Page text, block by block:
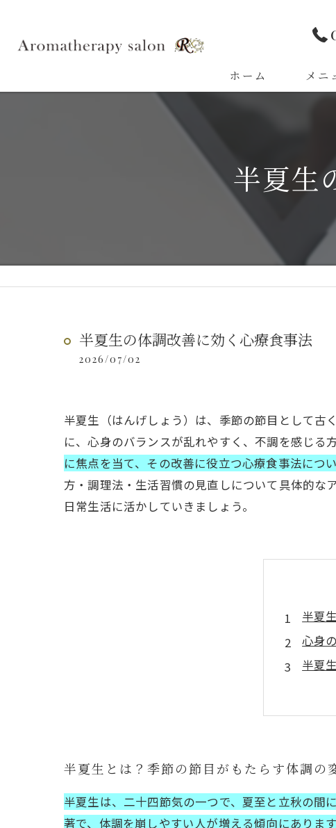
ホーム メニ
半夏生
半夏生の体調改善に効く心療食事法
2026/07/02
半夏生（はんげしょう）は、季節の節目として古
に、心身のバランスが乱れやすく、不調を感じる
に焦点を当て、その改善に役立つ心療食事法につ
方・調理法・生活習慣の見直しについて具体的な
日常生活に活かしていきましょう。
半夏
心身
半夏
リ
実践
半夏
半夏生とは？季節の節目がもたらす体調の
半夏生は、二十四節気の一つで、夏至と立秋の間
著で、体調を崩しやすい人が増える傾向にあります